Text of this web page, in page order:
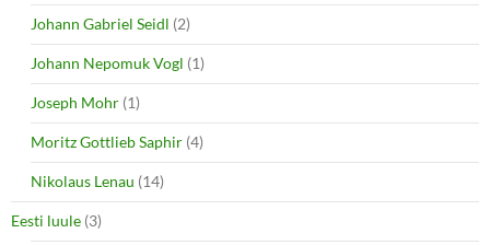
Johann Gabriel Seidl (2)
Johann Nepomuk Vogl (1)
Joseph Mohr (1)
Moritz Gottlieb Saphir (4)
Nikolaus Lenau (14)
Eesti luule (3)